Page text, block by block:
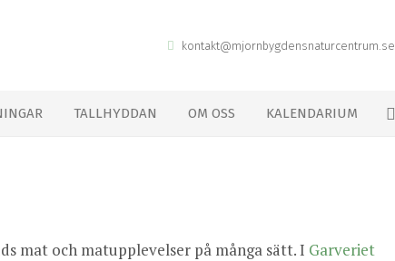
kontakt@mjornbygdensnaturcentrum.se
TALLHYDDAN OM OSS KALENDARIUM
mat och matupplevelser på många sätt. I Garveriet